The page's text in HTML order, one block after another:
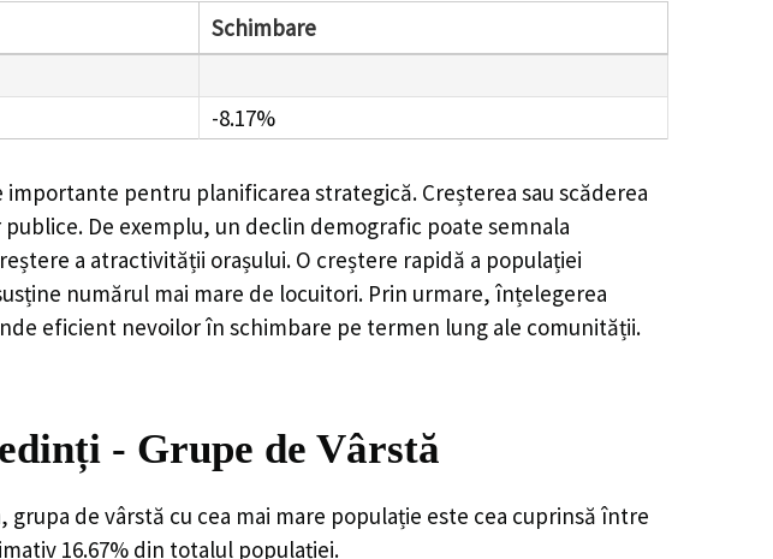
Schimbare
-8.17%
pentru planificarea strategică. Creșterea sau scăderea
De exemplu, un declin demografic poate semnala
a atractivității orașului. O creștere rapidă a populației
numărul mai mare de locuitori. Prin urmare, înțelegerea
eficient nevoilor în schimbare pe termen lung ale comunității.
- Grupe de Vârstă
de vârstă cu cea mai mare populație este cea cuprinsă între
16.67% din totalul populației.